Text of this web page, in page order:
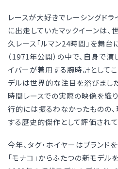
レースが大好きでレーシングド
に出走していたマックイーンは
久レース「ルマン24時間」を舞台
（1971年公開）の中で、自身で
イバーが着用する腕時計として
デルは世界的な注目を浴びまし
時間レースでの実際の映像を織
行的には振るわなかったものの
する歴史的傑作として評価されて
今年、タグ・ホイヤーはブランド
「モナコ」からふたつの新モデル